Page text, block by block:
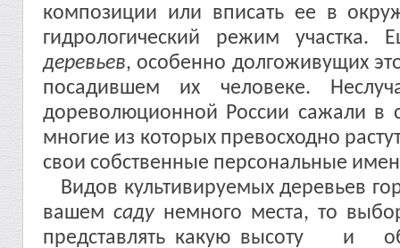
композиции или вписать ее в
гидрологический режим
деревьев, особенно долгоживущих
посадившем их человеке.
дореволюционной России сажали в
многие из которых превосходно
свои собственные персональные
Видов культивируемых деревьев
вашем садунемного места, то
представлять какую высоту